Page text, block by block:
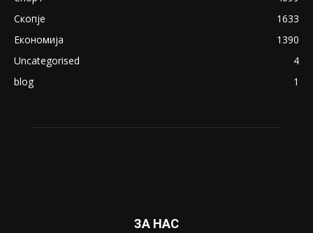
Скопје
1633
Економија
1390
Uncategorised
4
blog
1
ЗА НАС